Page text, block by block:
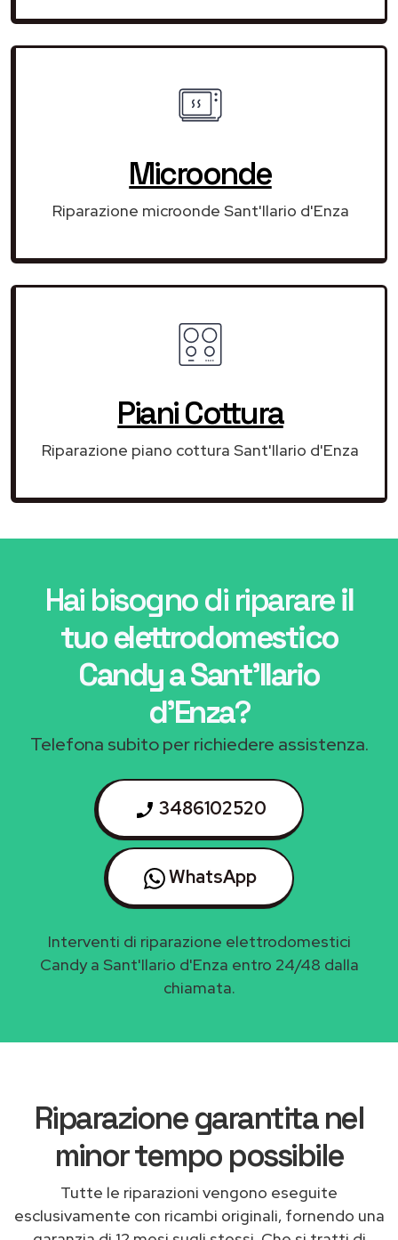
Microonde
Riparazione microonde Sant'Ilario d'Enza
Piani Cottura
Riparazione piano cottura Sant'Ilario d'Enza
Hai bisogno di riparareil
tuo elettrodomestico
Candy a Sant'Ilario
d'Enza?
Telefona subito per richiedere assistenza.
3486102520
WhatsApp
Interventi di riparazione elettrodomestici
Candy a Sant'Ilario d'Enza entro 24/48 dalla
chiamata.
Riparazione garantita nel
minor tempo possibile
Tutte le riparazioni vengono eseguite
esclusivamente con ricambi originali, fornendo una